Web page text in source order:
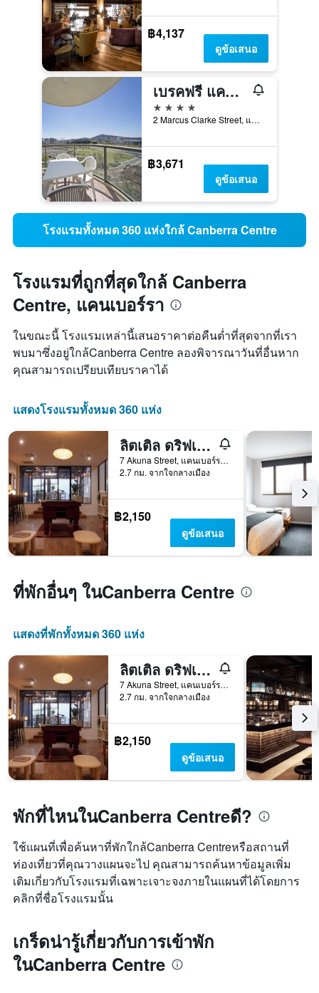
฿4,137
ดูข้อเสนอ
เบรคฟรี แคปิตอล ทาวเวอร์
4 ดาว
2 Marcus Clarke Street, แคนเบอร์รา, ACT, ออสเตรเลีย
฿3,671
ดูข้อเสนอ
โรงแรมทั้งหมด 360 แห่งใกล้ Canberra Centre
โรงแรมที่ถูกที่สุดใกล้ Canberra
Centre, แคนเบอร์รา
ในขณะนี้ โรงแรมเหล่านี้เสนอราคาต่อคืนต่ำที่สุดจากที่เรา
พบมาซึ่งอยู่ใกล้Canberra Centre ลองพิจารณาวันที่อื่นหาก
คุณสามารถเปรียบเทียบราคาได้
แสดงโรงแรมทั้งหมด 360 แห่ง
ลิตเติล ดริฟเตอร์ แคนเบอร์รา
7 Akuna Street, แคนเบอร์รา, ACT, ออสเตรเลีย
2.7 กม. จากใจกลางเมือง
฿2,150
ดูข้อเสนอ
ที่พักอื่นๆ ในCanberra Centre
แสดงที่พักทั้งหมด 360 แห่ง
ลิตเติล ดริฟเตอร์ แคนเบอร์รา
7 Akuna Street, แคนเบอร์รา, ACT, ออสเตรเลีย
2.7 กม. จากใจกลางเมือง
฿2,150
ดูข้อเสนอ
พักที่ไหนในCanberra Centreดี?
ใช้แผนที่เพื่อค้นหาที่พักใกล้Canberra Centreหรือสถานที่
ท่องเที่ยวที่คุณวางแผนจะไป คุณสามารถค้นหาข้อมูลเพิ่ม
เติมเกี่ยวกับโรงแรมที่เฉพาะเจาะจงภายในแผนที่ได้โดยการ
คลิกที่ชื่อโรงแรมนั้น
เกร็ดน่ารู้เกี่ยวกับการเข้าพัก
ในCanberra Centre